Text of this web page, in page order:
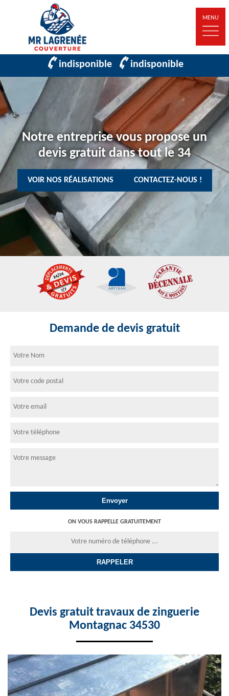
MENU
indisponible indisponible
Notre entreprise vous propose un
devis gratuit dans tout le 34
VOIR NOS RÉALISATIONS CONTACTEZ-NOUS !
Demande de devis gratuit
ON VOUS RAPPELLE GRATUITEMENT
Devis gratuit travaux de zinguerie
Montagnac 34530